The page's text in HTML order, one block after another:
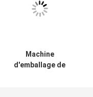
Machine
d'emballage de